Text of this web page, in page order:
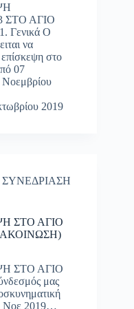
ΣΤΟ ΑΓΙΟ
Γενικά Ο
να
στο
07
2019
ΣΥΝΕΔΡΙΑΣΗ
ΣΤΟ ΑΓΙΟ
ΣΤΟ ΑΓΙΟ
μας
Νοε 2019…